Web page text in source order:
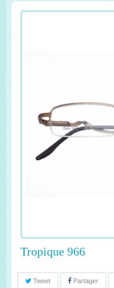
Tropique 966
Tweet Partager